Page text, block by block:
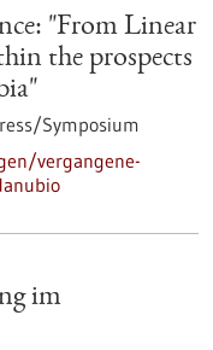
"From Linear
the prospects
Symposium
vergangene-
im